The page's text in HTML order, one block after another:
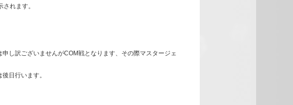
れます。
し訳ございませんがCOM戦となります、その際マスタージェ
日行います。